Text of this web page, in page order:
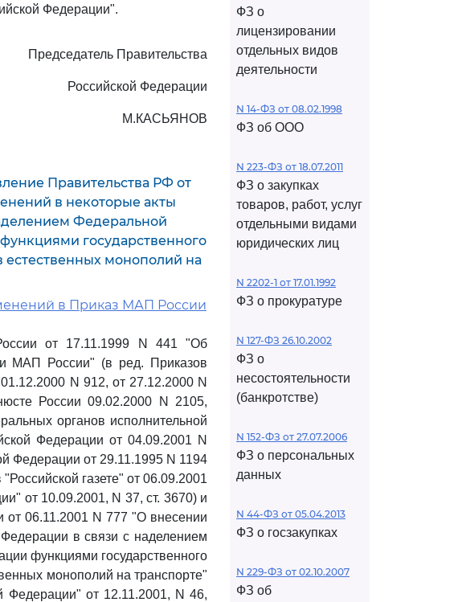
Федерации".
Председатель Правительства
Российской Федерации
М.КАСЬЯНОВ
Правительства РФ от
в некоторые акты
Федеральной
государственного
естественных монополий на
в Приказ МАП России
от 17.11.1999 N 441 "Об
МАП России" (в ред. Приказов
N 912, от 27.12.2000 N
России 09.02.2000 N 2105,
органов исполнительной
Федерации от 04.09.2001 N
Федерации от 29.11.1995 N 1194
газете" от 06.09.2001
от 10.09.2001, N 37, ст. 3670) и
от 06.11.2001 N 777 "О внесении
в связи с наделением
функциями государственного
монополий на транспорте"
Федерации" от 12.11.2001, N 46,
ФЗ о
лицензировании
отдельных видов
деятельности
N 14-ФЗ от 08.02.1998
ФЗ об ООО
N 223-ФЗ от 18.07.2011
ФЗ о закупках
товаров, работ, услуг
отдельными видами
юридических лиц
N 2202-1 от 17.01.1992
ФЗ о прокуратуре
N 127-ФЗ 26.10.2002
ФЗ о
несостоятельности
(банкротстве)
N 152-ФЗ от 27.07.2006
ФЗ о персональных
данных
N 44-ФЗ от 05.04.2013
ФЗ о госзакупках
N 229-ФЗ от 02.10.2007
ФЗ об